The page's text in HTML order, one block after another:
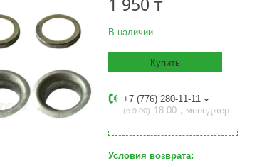
В наличии
Купить
+7 (776) 280-11-11
с 9.00 18.00，менеджер